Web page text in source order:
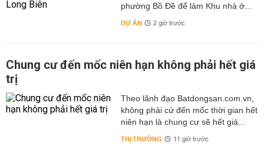
phường Bồ Đề để làm Khu nhà ở...
DỰ ÁN 2 giờ trước
Chung cư đến mốc niên hạn không phải hết giá
trị
Theo lãnh đạo Batdongsan.com.vn,
không phải cứ đến mốc thời gian hết
niên hạn là chung cư sẽ hết giá...
THỊ TRƯỜNG 11 giờ trước